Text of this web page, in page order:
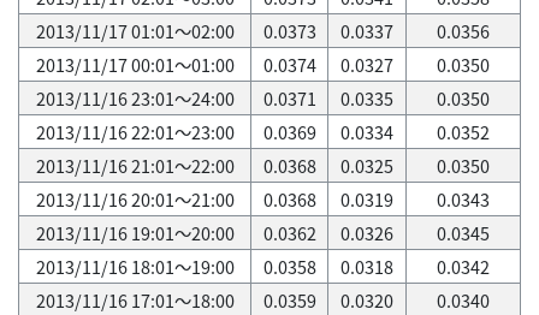
2013/11/17 01:01～02:00
0.0373 0.0337
0.0356
2013/11/17 00:01～01:00
0.0374 0.0327
0.0350
2013/11/16 23:01～24:00
0.0371 0.0335
0.0350
2013/11/16 22:01～23:00
0.0369 0.0334
0.0352
2013/11/16 21:01～22:00
0.0368 0.0325
0.0350
2013/11/16 20:01～21:00
0.0368 0.0319
0.0343
2013/11/16 19:01～20:00
0.0362 0.0326
0.0345
2013/11/16 18:01～19:00
0.0358 0.0318
0.0342
2013/11/16 17:01～18:00
0.0359 0.0320
0.0340